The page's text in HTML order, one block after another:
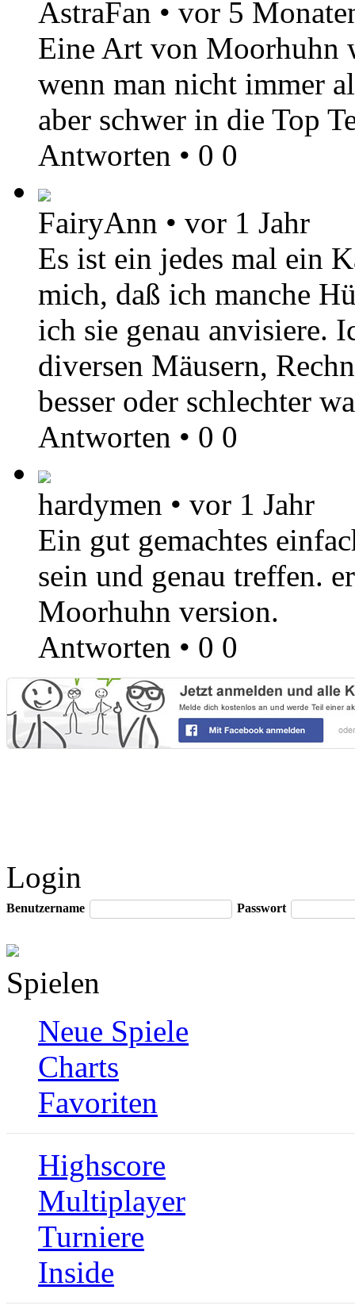
AstraFan • vor 5
Eine Art von Moorhuhn
wenn man nicht immer
aber schwer in die Top
Antworten • 0 0
FairyAnn • vor 1 Jahr
Es ist ein jedes mal ein
mich, daß ich manche
ich sie genau anvisiere.
diversen Mäusern,
besser oder schlechter
Antworten • 0 0
hardymen • vor 1 Jahr
Ein gut gemachtes
sein und genau treffen.
Moorhuhn version.
Antworten • 0 0
Login
Benutzername Passwort
Spielen
Neue Spiele
Charts
Favoriten
Highscore
Multiplayer
Turniere
Inside